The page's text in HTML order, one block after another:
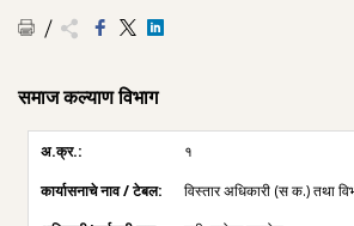
समाज कल्याण विभाग
१
विस्तार अधिकारी (स क.) तथा